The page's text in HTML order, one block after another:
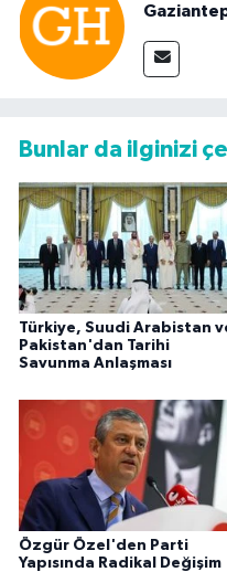
Bunlar da ilginizi
Türkiye, Suudi Arabistan
Pakistan'dan Tarihi
Savunma Anlaşması
Özgür Özel'den Parti
Yapısında Radikal Değişim